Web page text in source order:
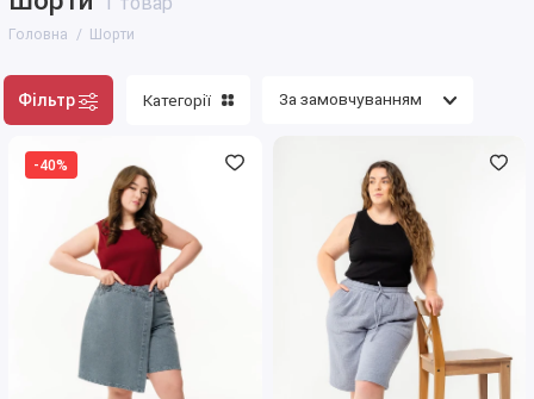
Головна Шорти
Фільтр Категорії
-40%